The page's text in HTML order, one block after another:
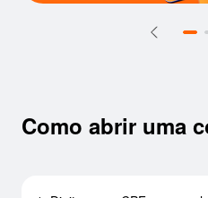
Como abrir uma